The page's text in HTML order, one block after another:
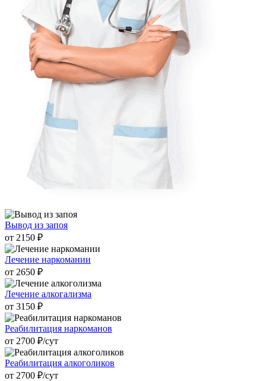
Вывод из запоя
от 2150 ₽
Лечение наркомании
от 2650 ₽
Лечение алкогализма
от 3150 ₽
Реабилитация наркоманов
от 2700 ₽/cут
Реабилитация алкоголиков
от 2700 ₽/cут